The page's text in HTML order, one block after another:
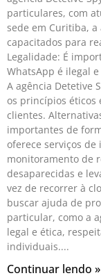
particulares, com
sede em Curitiba,
capacitados para
Legalidade: É
WhatsApp é ilegal
A agência Detetive
os princípios éticos
clientes.
importantes de
oferece serviços
monitoramento de
desaparecidas e
vez de recorrer à
buscar ajuda de
particular, como a
legal e ética,
individuais.
Continuar lendo »